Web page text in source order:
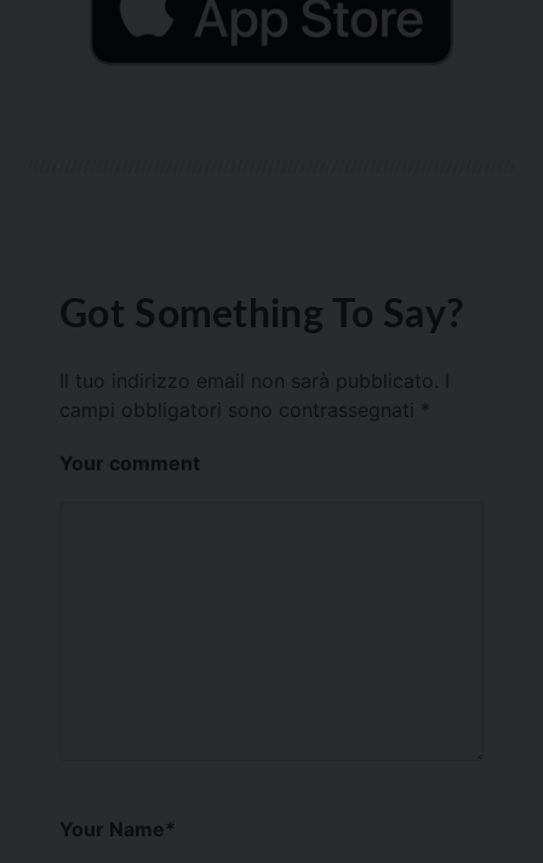
Got Something To Say?
Il tuo indirizzo email non sarà pubblicato.
campi obbligatori sono contrassegnati *
Your comment
Your Name*